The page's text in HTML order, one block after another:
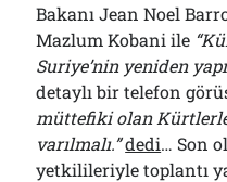
Bakanı Jean Noel
Mazlum Kobani ile
Suriye’nin yeniden
detaylı bir telefon
müttefiki olan
varılmalı.”dedi… Son
yetkilileriyle toplantı